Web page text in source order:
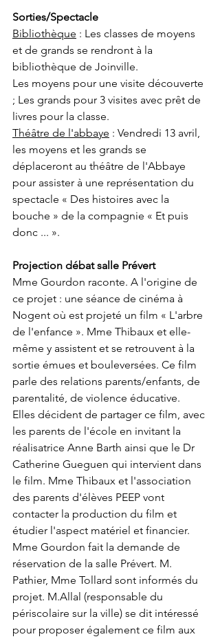
Sorties/Spectacle
Bibliothèque : Les classes de moyens
et de grands se rendront à la
bibliothèque de Joinville.
Les moyens pour une visite découverte
; Les grands pour 3 visites avec prêt de
livres pour la classe.
Théâtre de l'abbaye : Vendredi 13 avril,
les moyens et les grands se
déplaceront au théâtre de l'Abbaye
pour assister à une représentation du
spectacle « Des histoires avec la
bouche » de la compagnie « Et puis
donc ... ».
Projection débat salle Prévert
Mme Gourdon raconte. A l'origine de
ce projet : une séance de cinéma à
Nogent où est projeté un film « L'arbre
de l'enfance ». Mme Thibaux et elle-
même y assistent et se retrouvent à la
sortie émues et bouleversées. Ce film
parle des relations parents/enfants, de
parentalité, de violence éducative.
Elles décident de partager ce film, avec
les parents de l'école en invitant la
réalisatrice Anne Barth ainsi que le Dr
Catherine Gueguen qui intervient dans
le film. Mme Thibaux et l'association
des parents d'élèves PEEP vont
contacter la production du film et
étudier l'aspect matériel et financier.
Mme Gourdon fait la demande de
réservation de la salle Prévert. M.
Pathier, Mme Tollard sont informés du
projet. M.Allal (responsable du
périscolaire sur la ville) se dit intéressé
pour proposer également ce film aux